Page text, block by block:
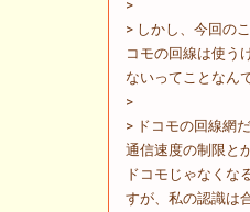
>
> しかし、今回の
コモの回線は使う
ないってことなん
>
> ドコモの回線網
通信速度の制限と
ドコモじゃなくな
すが、私の認識は